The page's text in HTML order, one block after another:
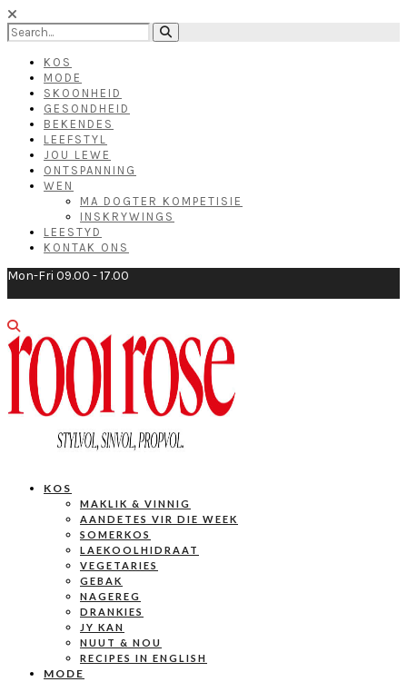
KOS
MODE
SKOONHEID
GESONDHEID
BEKENDES
LEEFSTYL
JOU LEWE
ONTSPANNING
WEN
MA DOGTER KOMPETISIE
INSKRYWINGS
LEESTYD
KONTAK ONS
Mon-Fri 09.00 - 17.00
KOS
MAKLIK & VINNIG
AANDETES VIR DIE WEEK
SOMERKOS
LAEKOOLHIDRAAT
VEGETARIES
GEBAK
NAGEREG
DRANKIES
JY KAN
NUUT & NOU
RECIPES IN ENGLISH
MODE